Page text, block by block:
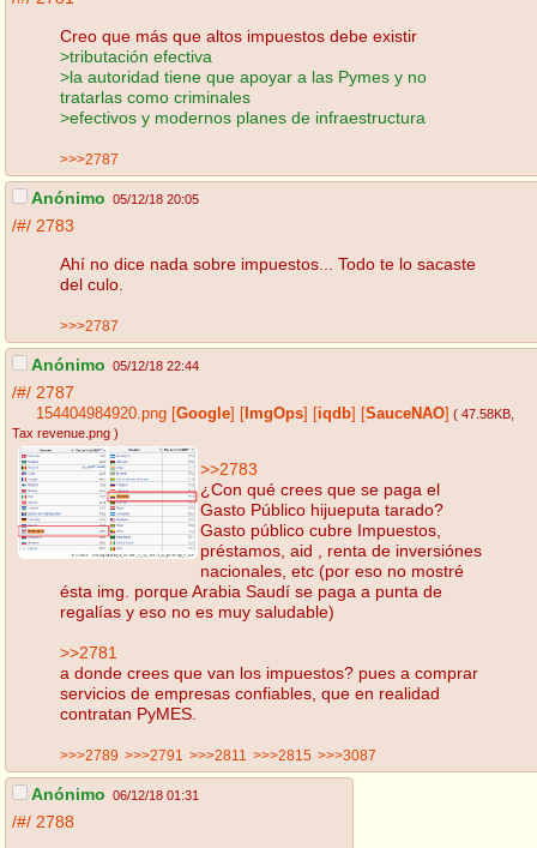
Creo que más que altos impuestos debe existir
>tributación efectiva
>la autoridad tiene que apoyar a las Pymes y no
tratarlas como criminales
>efectivos y modernos planes de infraestructura
>>>2787
Anónimo 05/12/18 20:05
/#/ 2783
Ahí no dice nada sobre impuestos... Todo te lo sacaste
del culo.
>>>2787
Anónimo 05/12/18 22:44
/#/ 2787
154404984920.png Google ImgOps iqdb SauceNAO ( 47.58KB
Tax revenue.png )
>>2783
¿Con qué crees que se paga el
Gasto Público hijueputa tarado?
Gasto público cubre Impuestos,
préstamos, aid , renta de inversiónes
nacionales, etc (por eso no mostré
ésta img. porque Arabia Saudí se paga a punta de
regalías y eso no es muy saludable)
>>2781
a donde crees que van los impuestos? pues a comprar
servicios de empresas confiables, que en realidad
contratan PyMES.
>>>2789 >>>2791 >>>2811 >>>2815 >>>3087
Anónimo 06/12/18 01:31
/#/ 2788